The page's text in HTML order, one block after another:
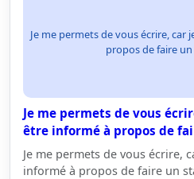
Je me permets de vous écrire,
propos de faire
Je me permets de vous
être informé à propos de
Je me permets de vous écrire,
informé à propos de faire un